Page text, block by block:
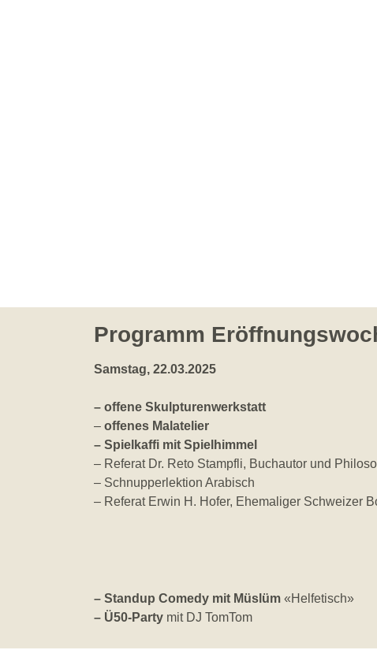
Programm
Samstag, 22.03.2025
– offene Skulpturenwerkstatt
– offenes Malatelier
– Spielkaffi mit Spielhimmel
– Referat Dr. Reto Stampfli, Buchautor und
– Schnupperlektion Arabisch
– Referat Erwin H. Hofer, Ehemaliger Schweizer
– Standup Comedy mit Müslüm «Helfetisch»
– Ü50-Party mit DJ TomTom